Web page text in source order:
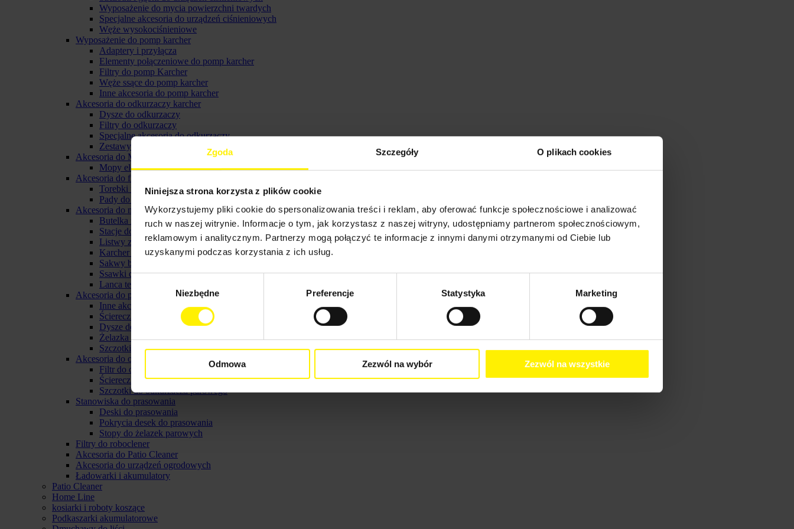
Zgoda Szczegóły O plikach cookies
Niniejsza strona korzysta z plików cookie
Wykorzystujemy pliki cookie do spersonalizowania treści i reklam, aby oferować funkcje społecznościowe i analizować
ruch w naszej witrynie. Informacje o tym, jak korzystasz z naszej witryny, udostępniamy partnerom społecznościowym,
reklamowym i analitycznym. Partnerzy mogą połączyć te informacje z innymi danymi otrzymanymi od Ciebie lub
uzyskanymi podczas korzystania z ich usług.
Wybór
zgody
Niezbędne Preferencje Statystyka Marketing
Odmowa Zezwól na wybór Zezwól na wszystkie
Wyposażenie do mycia powierzchni twardych
Specjalne akcesoria do urządzeń ciśnieniowych
Węże wysokociśnieniowe
Wyposażenie do pomp karcher
Adaptery i przyłącza
Elementy połączeniowe do pomp karcher
Filtry do pomp Karcher
Węże ssące do pomp karcher
Inne akcesoria do pomp karcher
Akcesoria do odkurzaczy karcher
Dysze do odkurzaczy
Filtry do odkurzaczy
Specjalne akcesoria do odkurzaczy
Zestawy do odkurzaczy
Akcesoria do Mopów elektrycznych
Mopy elektryczne
Akcesoria do froterek
Torebki filtracyjne do froterki
Pady do froterki karcher
Akcesoria do myjki do okien karcher
Butelka ze spryskiwaczem karcher
Stacje do ładowania i baterie do myjek okiennych
Listwy zbierające do ssawki
Karcher pady z mikrofibry
Sakwy biodrowe
Ssawki do myjek karcher
Lanca teleskopowa do myjki
Akcesoria do parownicy karcher
Inne akcerosia do parownicy karcher
Ściereczki do parownic
Dysze do parownic
Żelazka parowe karcher
Szczotki do parownicy karcher
Akcesoria do odkurzaczy parowych
Filtr do odkurzacza parowego
Ściereczki do odkurzacza parowego
Szczotki do odkurzacza parowego
Stanowiska do prasowania
Deski do prasowania
Pokrycia desek do prasowania
Stopy do żelazek parowych
Filtry do roboclener
Akcesoria do Patio Cleaner
Akcesoria do urządzeń ogrodowych
Ładowarki i akumulatory
Patio Cleaner
Home Line
kosiarki i roboty koszące
Podkaszarki akumulatorowe